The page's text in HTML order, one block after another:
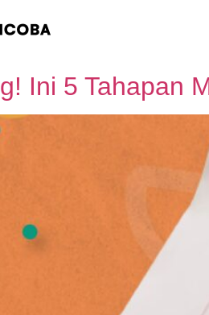
Ini 5 Tahapan